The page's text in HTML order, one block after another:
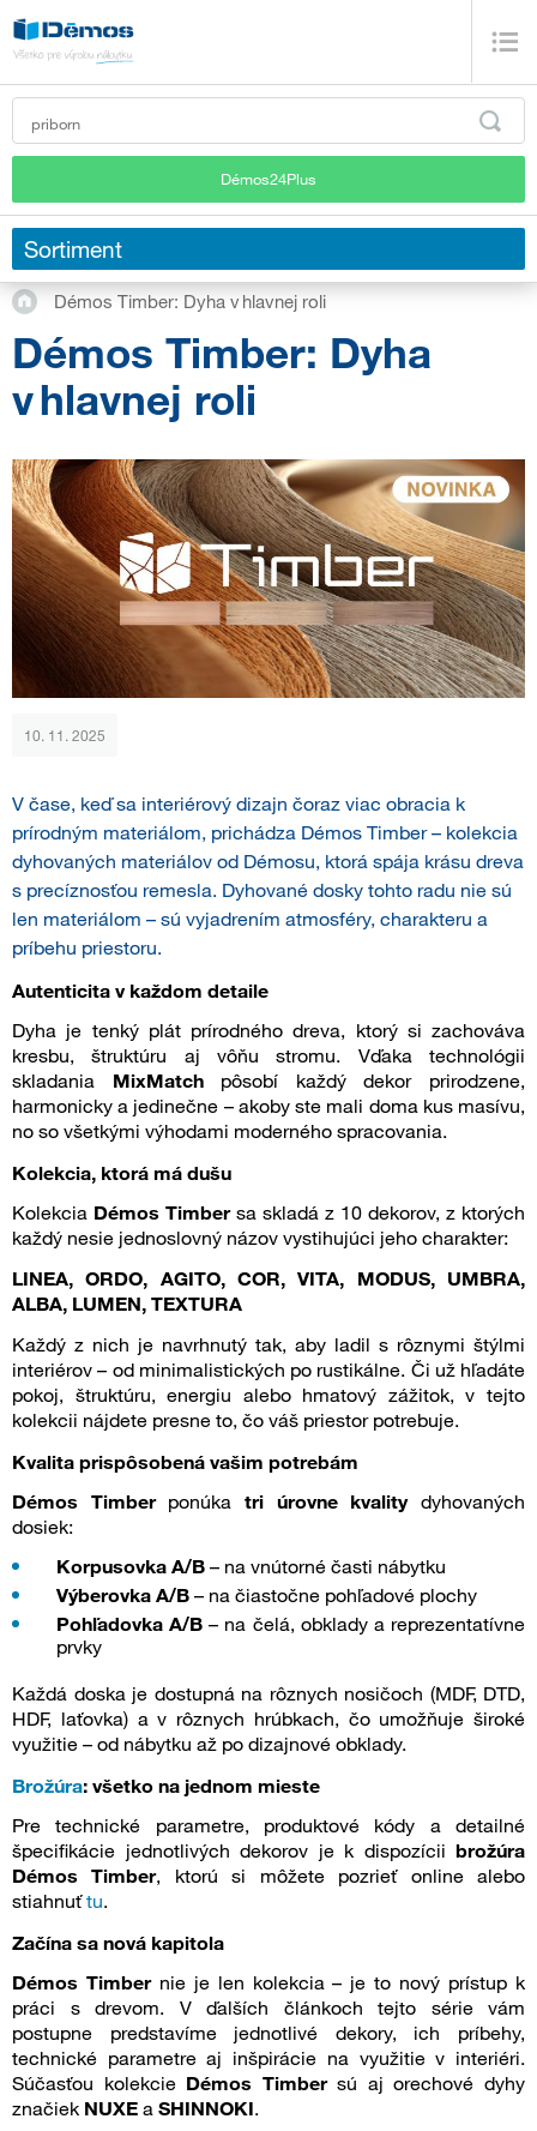
Démos24Plus
Sortiment
Démos Timber: Dyha v hlavnej roli
Démos Timber: Dyha
v hlavnej roli
10. 11. 2025
V čase, keď sa interiérový dizajn čoraz viac obracia k
prírodným materiálom, prichádza Démos Timber – kolekcia
dyhovaných materiálov od Démosu, ktorá spája krásu dreva
s precíznosťou remesla. Dyhované dosky tohto radu nie sú
len materiálom – sú vyjadrením atmosféry, charakteru a
príbehu priestoru.
Autenticita v každom detaile
Dyha je tenký plát prírodného dreva, ktorý si zachováva
kresbu, štruktúru aj vôňu stromu. Vďaka technológii
skladania MixMatchpôsobí každý dekor prirodzene,
harmonicky a jedinečne – akoby ste mali doma kus masívu,
no so všetkými výhodami moderného spracovania.
Kolekcia, ktorá má dušu
Kolekcia Démos Timbersa skladá z 10 dekorov, z ktorých
každý nesie jednoslovný názov vystihujúci jeho charakter:
LINEA, ORDO, AGITO, COR, VITA, MODUS, UMBRA,
ALBA, LUMEN, TEXTURA
Každý z nich je navrhnutý tak, aby ladil s rôznymi štýlmi
interiérov – od minimalistických po rustikálne. Či už hľadáte
pokoj, štruktúru, energiu alebo hmatový zážitok, v tejto
kolekcii nájdete presne to, čo váš priestor potrebuje.
Kvalita prispôsobená vašim potrebám
Démos Timberponúkatri úrovne kvalitydyhovaných
dosiek:
Korpusovka A/B – na vnútorné časti nábytku
Výberovka A/B – na čiastočne pohľadové plochy
Pohľadovka A/B – na čelá, obklady a reprezentatívne
prvky
Každá doska je dostupná na rôznych nosičoch (MDF, DTD,
HDF, laťovka) a v rôznych hrúbkach, čo umožňuje široké
využitie – od nábytku až po dizajnové obklady.
Brožúra: všetko na jednom mieste
Pre technické parametre, produktové kódy a detailné
špecifikácie jednotlivých dekorov je k dispozícii brožúra
Démos Timber, ktorú si môžete pozrieť online alebo
stiahnuťtu.
Začína sa nová kapitola
Démos Timbernie je len kolekcia – je to nový prístup k
práci s drevom. V ďalších článkoch tejto série vám
postupne predstavíme jednotlivé dekory, ich príbehy,
technické parametre aj inšpirácie na využitie v interiéri.
Súčasťou kolekcie Démos Timbersú aj orechové dyhy
značiek NUXE a SHINNOKI.